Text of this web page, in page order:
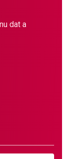
dat a